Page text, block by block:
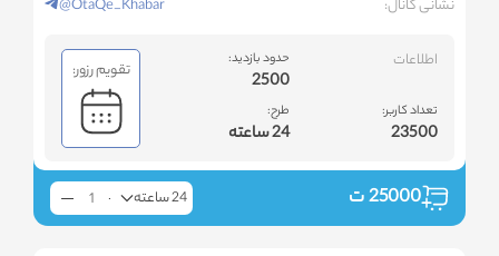
نشانی کانال: @OtaQe_Khabar
اطلاعات
تعداد کاربر:
23500
حدود بازدید:
2500
طرح:
24 ساعته
تقویم رزور:
25000ت 24 ساعته